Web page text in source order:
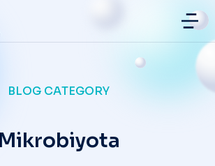
BLOG CATEGORY
Mikrobiyota